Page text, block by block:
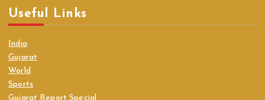
Useful Links
India
Gujarat
World
Sports
Gujarat Report Special